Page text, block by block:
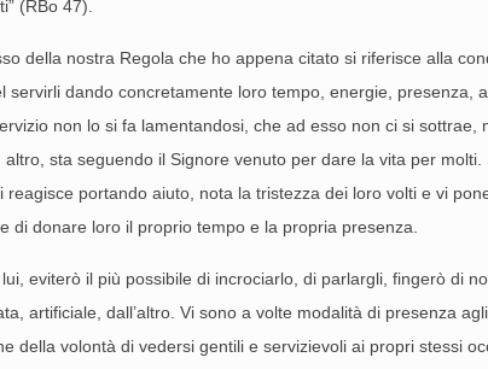
(RBo 47).
della nostra Regola che ho appena citato si riferisce alla
dando concretamente loro tempo, energie, presenza,
non lo si fa lamentandosi, che ad esso non ci si sottrae,
sta seguendo il Signore venuto per dare la vita per molti.
portando aiuto, nota la tristezza dei loro volti e vi
donare loro il proprio tempo e la propria presenza.
eviterò il più possibile di incrociarlo, di parlargli, fingerò di
artificiale, dall’altro. Vi sono a volte modalità di presenza
della volontà di vedersi gentili e servizievoli ai propri stessi